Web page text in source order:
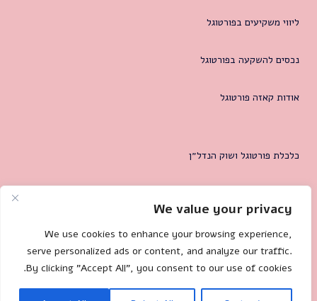
We value your privacy
We use cookies to enhance your browsing experience,
serve personalized ads or content, and analyze our traffic.
By clicking "Accept All", you consent to our use of cookies.
ליווי משקיעים בפורטוגל
נכסים להשקעה בפורטוגל
אודות קאזה פורטוגל
כלכלת פורטוגל ושוק הנדל״ן
צרו קשר
🐌 Site by:
Mililand.com